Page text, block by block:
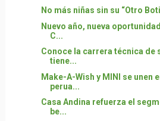
No más niñas sin su “Otro
Nuevo año, nueva
C...
Conoce la carrera técnica de
tiene...
Make-A-Wish y MINI se unen
perua...
Casa Andina refuerza el
be...